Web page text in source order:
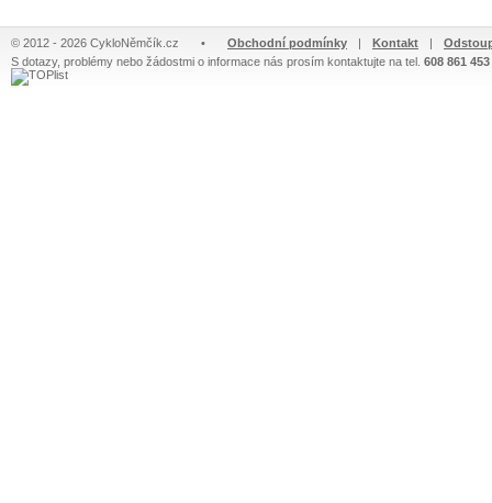
© 2012 - 2026 CykloNěmčík.cz • Obchodní podmínky | Kontakt |
S dotazy, problémy nebo žádostmi o informace nás prosím kontaktujte na tel. 608 861 453